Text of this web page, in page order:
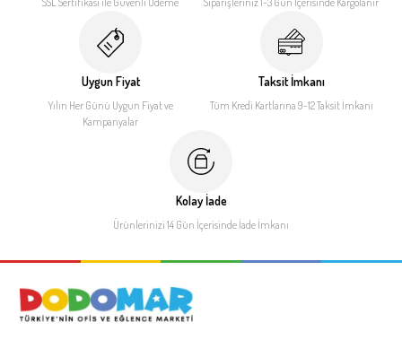
Uygun Fiyat
Yılın Her Günü Uygun Fiyatve
Kampanyalar
Taksit İmkanı
Tüm Kredi Kartlarına 9-12Taksit İmkanı
Kolay İade
Ürünlerinizi 14 Gün İçerisinde İade İmkanı